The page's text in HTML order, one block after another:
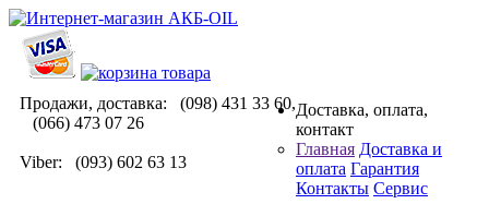
Продажи, доставка: (098) 431 33 60,
(066) 473 07 26
Viber: (093) 602 63 13
Доставка, оплата,
контакт
Главная Доставка и
оплата Гарантия
Контакты Сервис